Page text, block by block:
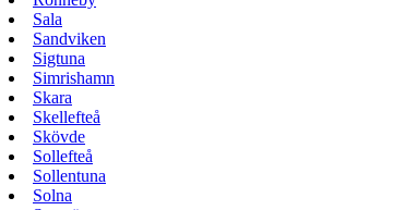
Sala
Sandviken
Sigtuna
Simrishamn
Skara
Skellefteå
Skövde
Sollefteå
Sollentuna
Solna